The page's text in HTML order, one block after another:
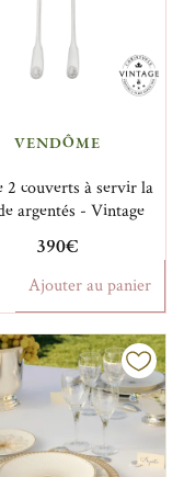
VENDÔME
2 couverts à servir la
argentés - Vintage
390€
Ajouter au panier